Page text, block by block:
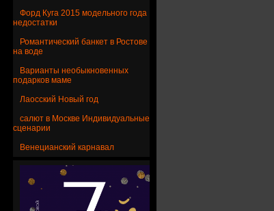
Форд Куга 2015 модельного года
недостатки
Романтический банкет в Ростове
на воде
Варианты необыкновенных
подарков маме
Лаосский Новый год
салют в Москве Индивидуальные
сценарии
Венецианский карнавал